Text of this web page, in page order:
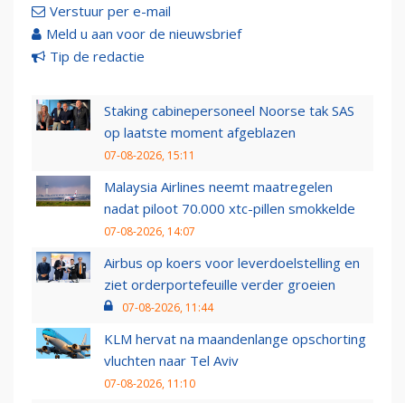
Verstuur per e-mail
Meld u aan voor de nieuwsbrief
Tip de redactie
Staking cabinepersoneel Noorse tak SAS
op laatste moment afgeblazen
07-08-2026, 15:11
Malaysia Airlines neemt maatregelen
nadat piloot 70.000 xtc-pillen smokkelde
07-08-2026, 14:07
Airbus op koers voor leverdoelstelling en
ziet orderportefeuille verder groeien
07-08-2026, 11:44
KLM hervat na maandenlange opschorting
vluchten naar Tel Aviv
07-08-2026, 11:10